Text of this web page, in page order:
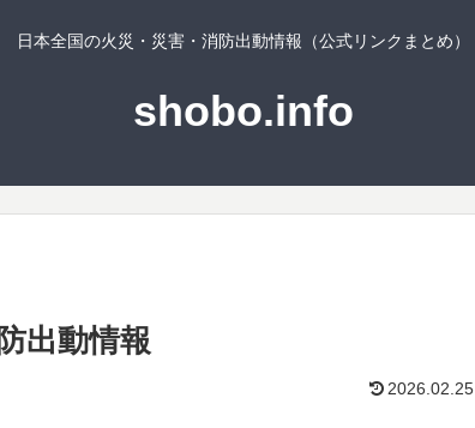
日本全国の火災・災害・消防出動情報（公式リンクまとめ）
shobo.info
出動情報
2026.02.25